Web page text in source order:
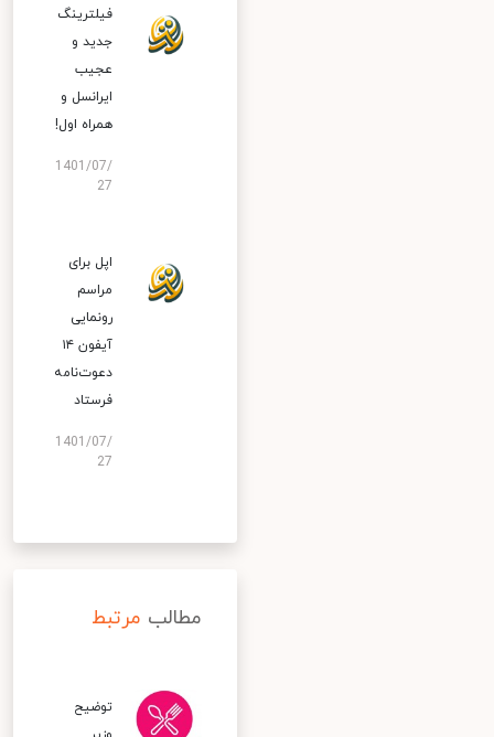
فیلترینگ
جدید و
عجیب
ایرانسل و
همراه اول!
1401/07/
27
اپل برای
مراسم
رونمایی
آیفون ۱۴
دعوت‌نامه
فرستاد
1401/07/
27
مطالب مرتبط
توضیح